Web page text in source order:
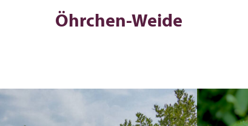
Öhrchen-Weide